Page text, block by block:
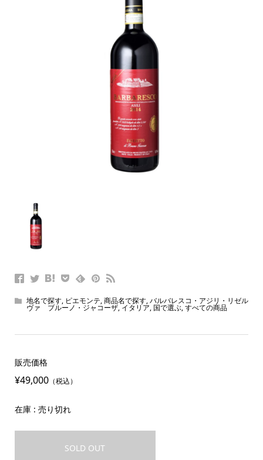
地名で探す, ピエモンテ,商品名で探す,バルバレスコ・アジリ・リゼル
ヴァ ブルーノ・ジャコーザ,イタリア, 国で選ぶ,すべての商品
販売価格
¥49,000（税込）
在庫 : 売り切れ
SOLD OUT